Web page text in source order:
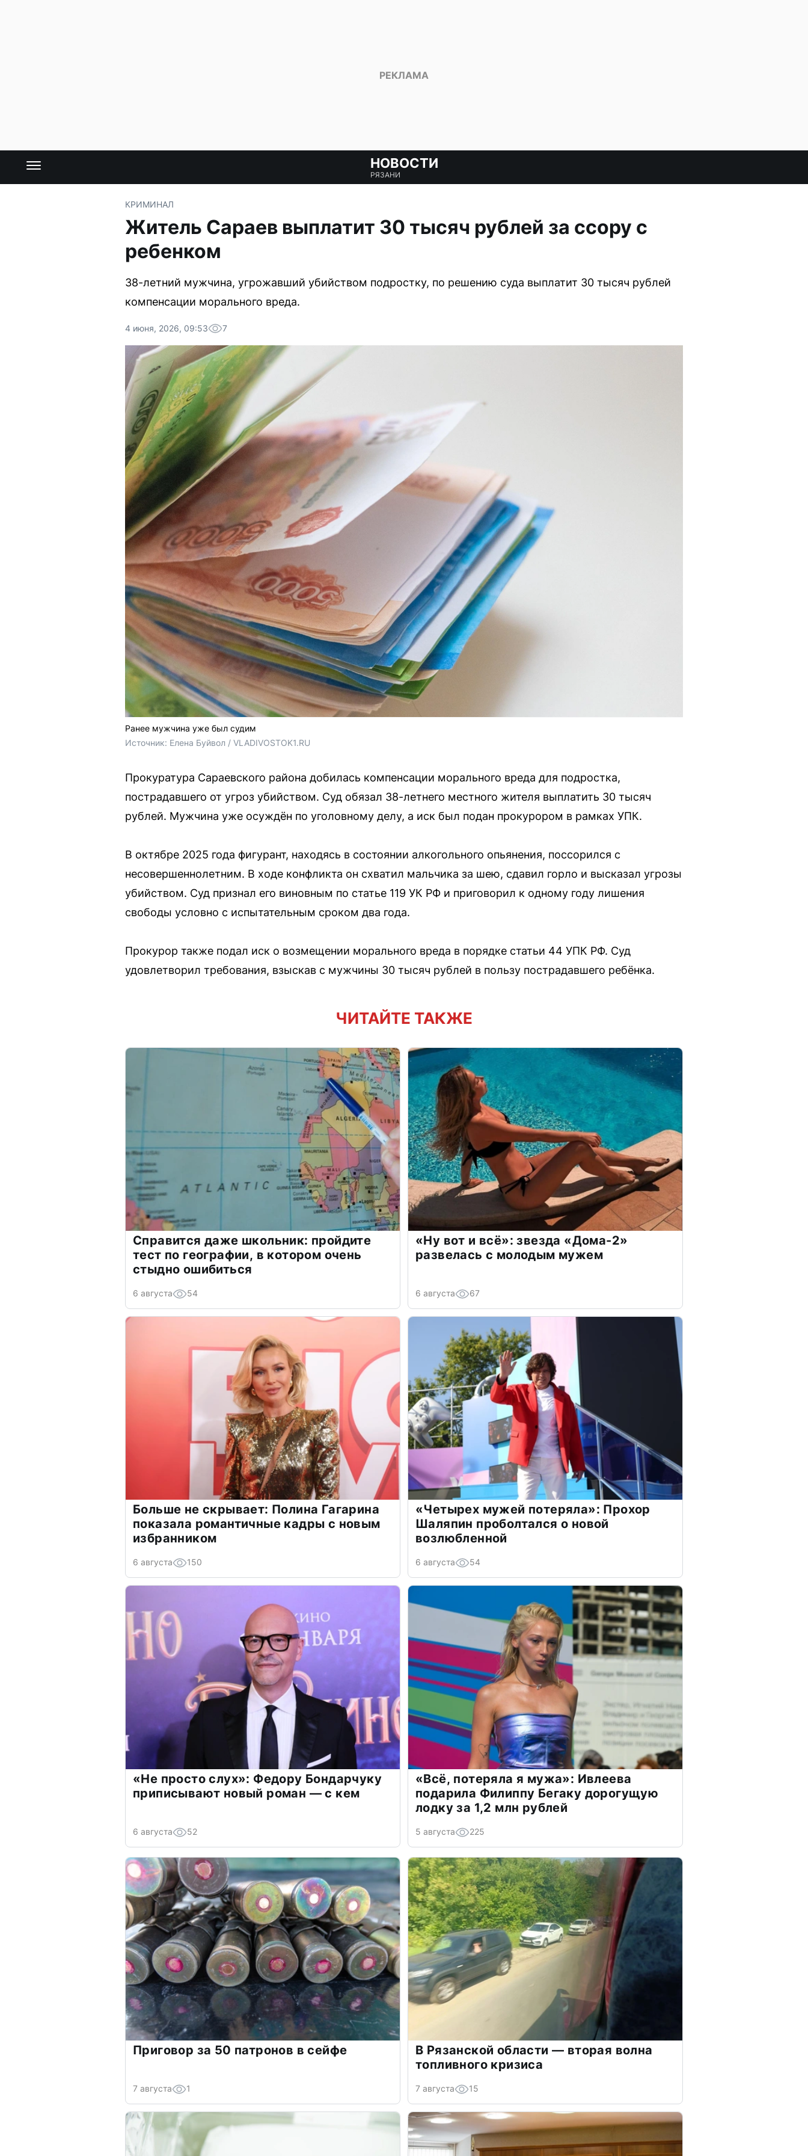
НОВОСТИ
РЯЗАНИ
КРИМИНАЛ
Житель Сараев выплатит 30 тысяч рублей за ссору с
ребенком
38-летний мужчина, угрожавший убийством подростку, по решению суда выплатит 30 тысяч рублей
компенсации морального вреда.
4 июня, 2026, 09:53 7
Ранее мужчина уже был судим
Источник: Елена Буйвол / VLADIVOSTOK1.RU
Прокуратура Сараевского района добилась компенсации морального вреда для подростка,
пострадавшего от угроз убийством. Суд обязал 38-летнего местного жителя выплатить 30 тысяч
рублей. Мужчина уже осуждён по уголовному делу, а иск был подан прокурором в рамках УПК.
В октябре 2025 года фигурант, находясь в состоянии алкогольного опьянения, поссорился с
несовершеннолетним. В ходе конфликта он схватил мальчика за шею, сдавил горло и высказал угрозы
убийством. Суд признал его виновным по статье 119 УК РФ и приговорил к одному году лишения
свободы условно с испытательным сроком два года.
Прокурор также подал иск о возмещении морального вреда в порядке статьи 44 УПК РФ. Суд
удовлетворил требования, взыскав с мужчины 30 тысяч рублей в пользу пострадавшего ребёнка.
ЧИТАЙТЕ ТАКЖЕ
Справится даже школьник: пройдите
тест по географии, в котором очень
стыдно ошибиться
6 августа 54
«Ну вот и всё»: звезда «Дома-2»
развелась с молодым мужем
6 августа 67
Больше не скрывает: Полина Гагарина
показала романтичные кадры с новым
избранником
6 августа 150
«Четырех мужей потеряла»: Прохор
Шаляпин проболтался о новой
возлюбленной
6 августа 54
«Не просто слух»: Федору Бондарчуку
приписывают новый роман — с кем
6 августа 52
«Всё, потеряла я мужа»: Ивлеева
подарила Филиппу Бегаку дорогущую
лодку за 1,2 млн рублей
5 августа 225
Приговор за 50 патронов в сейфе
7 августа 1
В Рязанской области — вторая волна
топливного кризиса
7 августа 15